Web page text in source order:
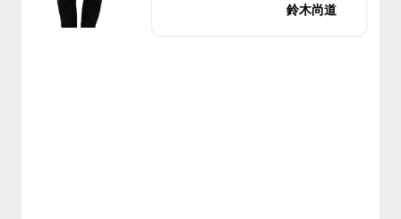
鈴木尚道